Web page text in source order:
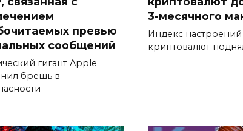
превью
сообщений
гигант Apple
брешь в
3-месячного
Индекс
криптовалют